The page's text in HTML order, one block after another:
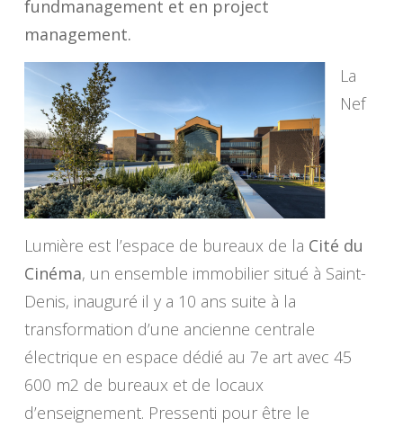
fundmanagement et en project
management.
La
Nef
Lumière est l’espace de bureaux de la Cité du
Cinéma, un ensemble immobilier situé à Saint-
Denis, inauguré il y a 10 ans suite à la
transformation d’une ancienne centrale
électrique en espace dédié au 7e art avec 45
600 m2 de bureaux et de locaux
d’enseignement. Pressenti pour être le